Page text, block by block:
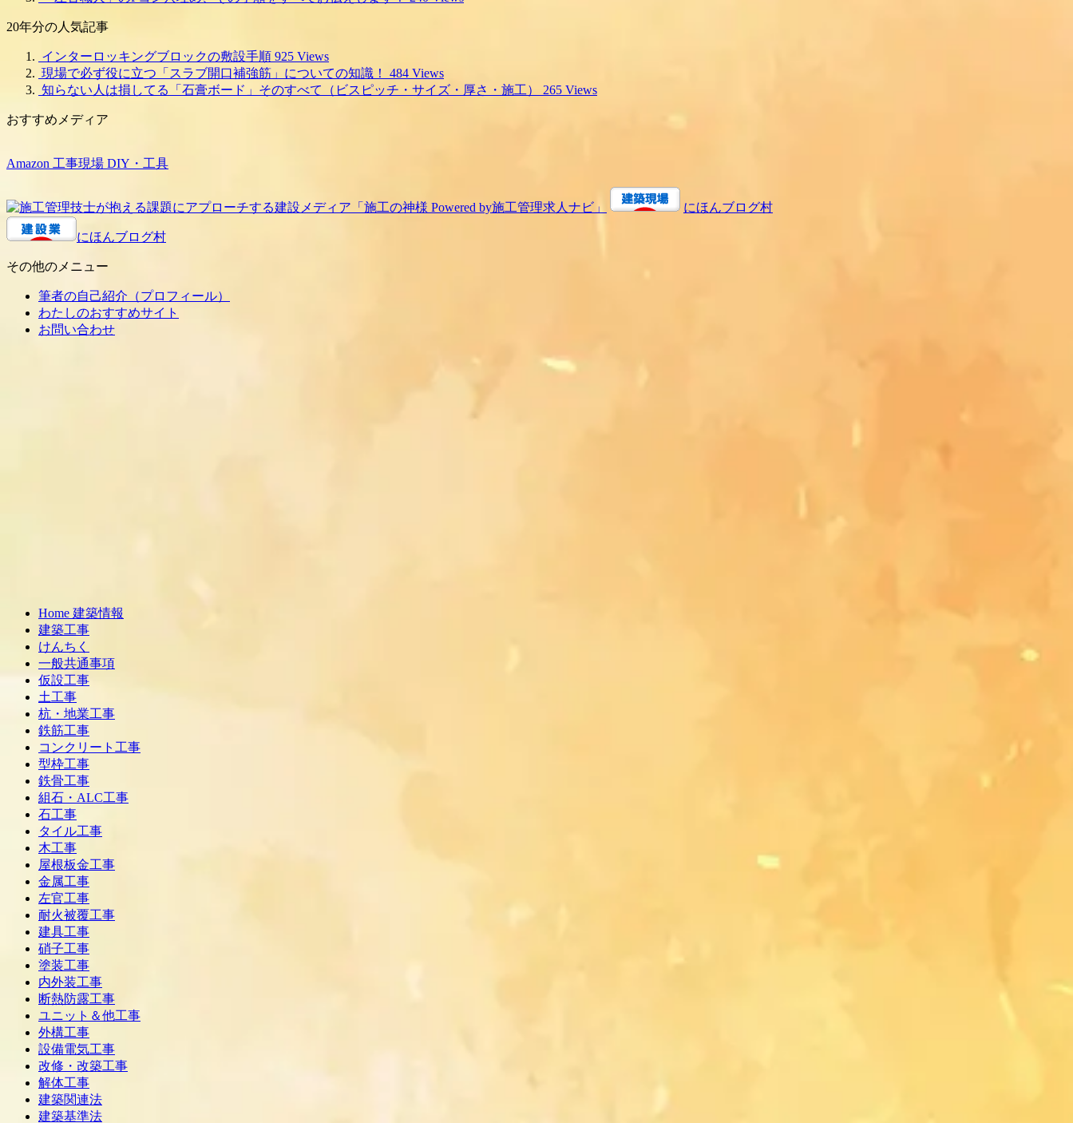
20年分の人気記事
インターロッキングブロックの敷設手順 925 Views
現場で必ず役に立つ「スラブ開口補強筋」についての知識！
484 Views
知らない人は損してる「石膏ボード」そのすべて（ビスピッチ・サイズ・厚さ・施工）
265 Views
おすすめメディア
Amazon 工事現場 DIY・工具
にほんブログ村
にほんブログ村
その他のメニュー
筆者の自己紹介（プロフィール）
わたしのおすすめサイト
お問い合わせ
Home 建築情報
建築工事
けんちく
一般共通事項
仮設工事
土工事
杭・地業工事
鉄筋工事
コンクリート工事
型枠工事
鉄骨工事
組石・ALC工事
石工事
タイル工事
木工事
屋根板金工事
金属工事
左官工事
耐火被覆工事
建具工事
硝子工事
塗装工事
内外装工事
断熱防露工事
ユニット＆他工事
外構工事
設備電気工事
改修・改築工事
解体工事
建築関連法
建築基準法